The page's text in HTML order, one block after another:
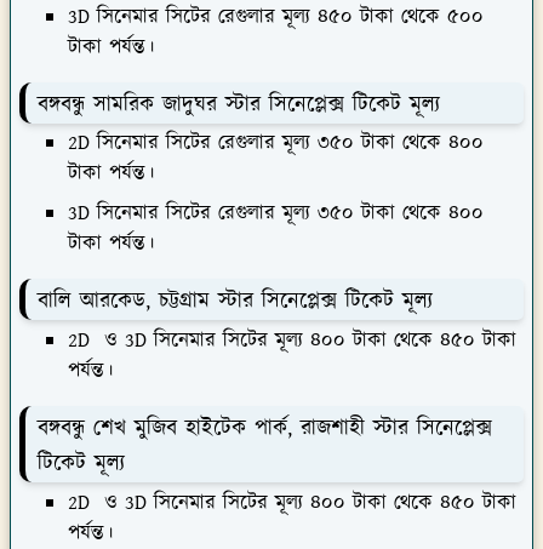
3D সিনেমার সিটের রেগুলার মূল্য ৪৫০ টাকা থেকে ৫০০
টাকা পর্যন্ত।
বঙ্গবন্ধু সামরিক জাদুঘর স্টার সিনেপ্লেক্স টিকেট মূল্য
2D সিনেমার সিটের রেগুলার মূল্য ৩৫০ টাকা থেকে ৪০০
টাকা পর্যন্ত।
3D সিনেমার সিটের রেগুলার মূল্য ৩৫০ টাকা থেকে ৪০০
টাকা পর্যন্ত।
বালি আরকেড, চট্টগ্রাম স্টার সিনেপ্লেক্স টিকেট মূল্য
2D ও 3D সিনেমার সিটের মূল্য ৪০০ টাকা থেকে ৪৫০ টাকা
পর্যন্ত।
বঙ্গবন্ধু শেখ মুজিব হাইটেক পার্ক, রাজশাহী স্টার সিনেপ্লেক্স
টিকেট মূল্য
2D ও 3D সিনেমার সিটের মূল্য ৪০০ টাকা থেকে ৪৫০ টাকা
পর্যন্ত।